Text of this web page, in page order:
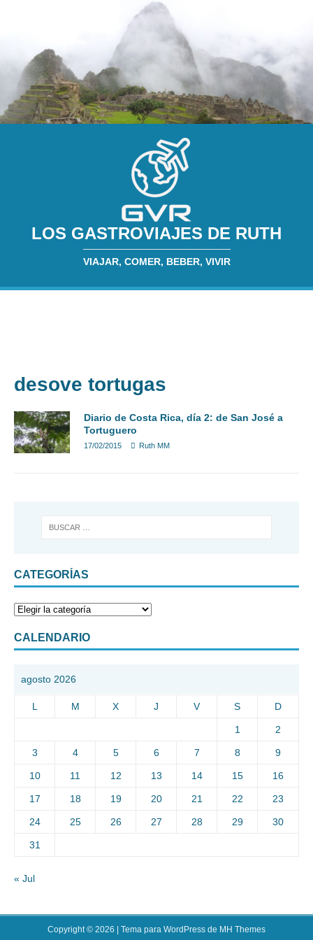
LOS GASTROVIAJES DE RUTH
VIAJAR, COMER, BEBER, VIVIR
desove tortugas
Diario de Costa Rica, día 2: de San José a
Tortuguero
17/02/2015 Ruth MM
CATEGORÍAS
CALENDARIO
agosto 2026
L M X J V S D
1 2
3 4 5 6 7 8 9
10 11 12 13 14 15 16
17 18 19 20 21 22 23
24 25 26 27 28 29 30
31
« Jul
Copyright © 2026 | Tema para WordPress de MH Themes